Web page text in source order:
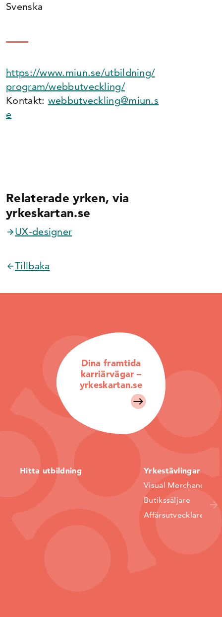
Svenska
https://www.miun.se/utbildning/
program/webbutveckling/
Kontakt: webbutveckling@miun.s
e
Relaterade yrken, via
yrkeskartan.se
UX-designer
Tillbaka
Dina framtida
karriärvägar –
yrkeskartan.se
Hitta utbildning Yrkestävlingar
Visual Merchandiser
Butikssäljare
Affärsutvecklare